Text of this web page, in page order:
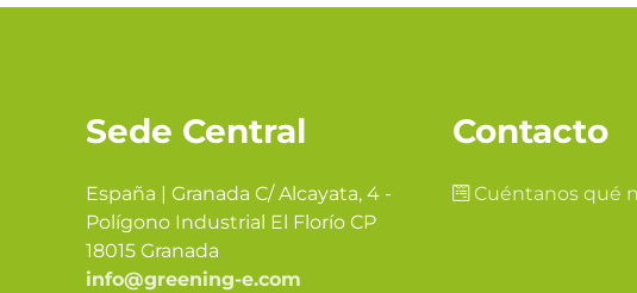
Sede Central
España | Granada C/ Alcayata, 4 -
Polígono Industrial El Florío CP
18015 Granada
info@greening-e.com
Contacto
Cuéntanos qué